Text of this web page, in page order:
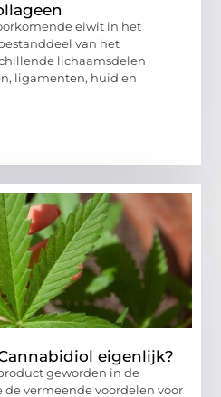
eiwit in het
van het
lichaamsdelen
ligamenten, huid en
eigenlijk?
geworden in de
vermeende voordelen voor